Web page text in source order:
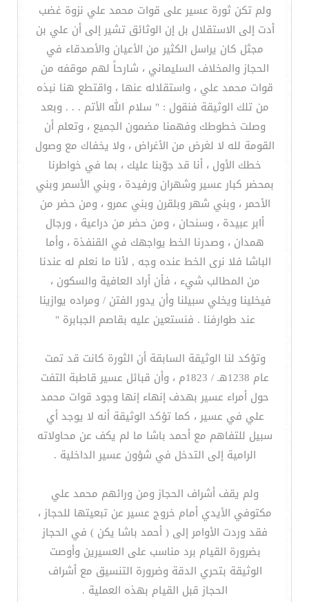
ولم تكن ثورة عسير على قوات محمد علي نزوة غضب
أدت إلى الاستقلال بل إن الوثائق تشير إلى أن علي بن
مجثل كان يراسل الكثير من الأعيان والأصدقاء في
الحجاز والمخلاف السليماني ، شارحاً لهم موقفه من
قوات محمد علي ، واستقلاله عنها ، واقتطع هنا نبذه
من تلك الوثيقة فنقول : " سلام الله الأتم . . . وبعد
وصلت خطوطك وفهمنا مضمون الجميع ، وتعلم أن
القومة لله لا لغرض من الأغراض ، ولا يخفاك مع وصول
خطك الأول ، أنا قد جوّبنا عليك ، بما في خواطرنا
بمحضر كبار عسير وشهران ورفيدة ، وبني الأسمر وبني
الأحمر ، وبني شهر وبلقرن وبني عمرو ، ومن حضر من
أابر عبيدة ، وسنحان ، ومن حضر من دراعية ، ورجال
همدان ، وصدرنا الخط يواجهك في القنفذة ، وأما
الباشا فلا نرى الخط عنده وجه , لأنا ما نعلم له عندنا
من المطالب شيء ، فأن أراد العافية والسكون ،
فيخلينا ويخلي سبيلنا وأن يدور الفتن / ومراده يوازينا
عند طوارفنا . فنستعين عليه بقاصم الجبابرة "
وتؤكد لنا الوثيقة السابقة أن الثورة كانت قد تمت
عام 1238هـ / 1823م ، وأن قبائل عسير قاطبة التفت
حول أمراء عسير بهدف إنهاء إنها وجود قوات محمد
علي في عسير ، كما تؤكد الوثيقة أنه لا يوجد أي
سبيل للتفاهم مع أحمد باشا ما لم يكف عن محاولاته
الرامية إلى التدخل في شؤون عسير الداخلية .
ولم يقف أشراف الحجاز ومن ورائهم محمد علي
مكتوفي الأيدي أمام خروج عسير عن تبعيتها للحجاز ،
فقد وردت الأوامر إلى ( أحمد باشا يكن ) في الحجاز
بضرورة القيام برد مناسب على العسيرين وأوصت
الوثيقة بتحري الدقة وضرورة التنسيق مع أشراف
الحجاز قبل القيام بهذه العملية .